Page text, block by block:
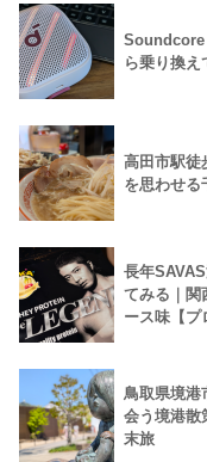
Soundcore
ら乗り換え
高田市駅徒
を思わせる
長年
てみる｜関
ース味【プ
鳥取県境港
会う境港散
末旅